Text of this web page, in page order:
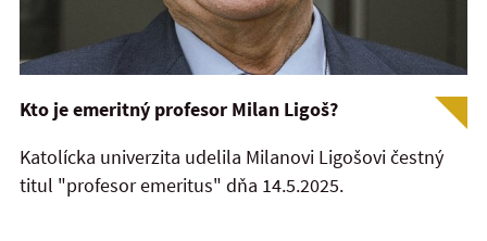
Kto je emeritný profesor Milan Ligoš?
Katolícka univerzita udelila Milanovi Ligošovi čestný
titul "profesor emeritus" dňa 14.5.2025.